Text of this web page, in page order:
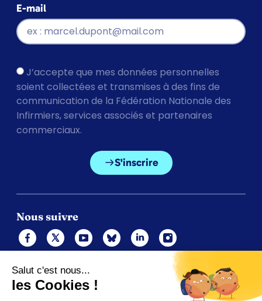
E-mail
J’accepte que mes données personnelles
soient collectées et transmises à des fins de
communication de la Fédération Nationale des
Infirmiers, services associés et partenaires
commerciaux.
S'inscrire
Nous suivre
Mentions légales